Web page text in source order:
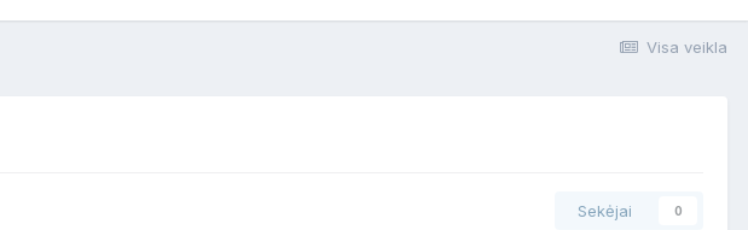
Visa veikla
Sekėjai 0